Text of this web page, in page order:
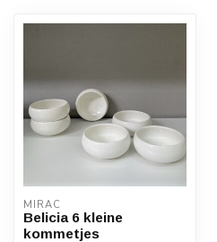
MIRAC
Belicia 6 kleine
kommetjes